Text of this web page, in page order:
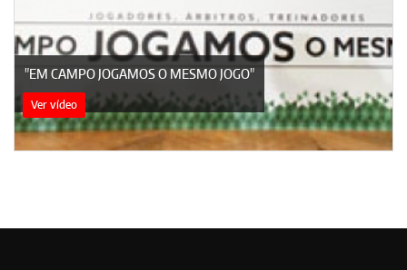
"EM CAMPO JOGAMOS O MESMO JOGO"
Ver vídeo